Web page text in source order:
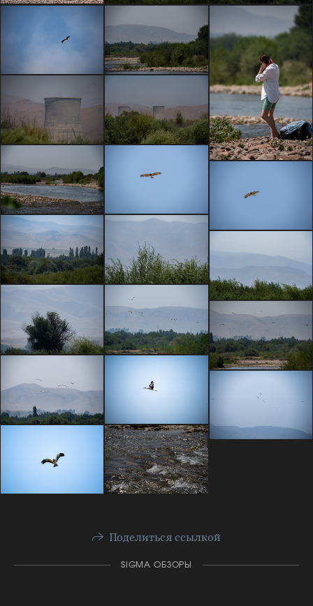
Поделиться ссылкой
SIGMA ОБЗОРЫ